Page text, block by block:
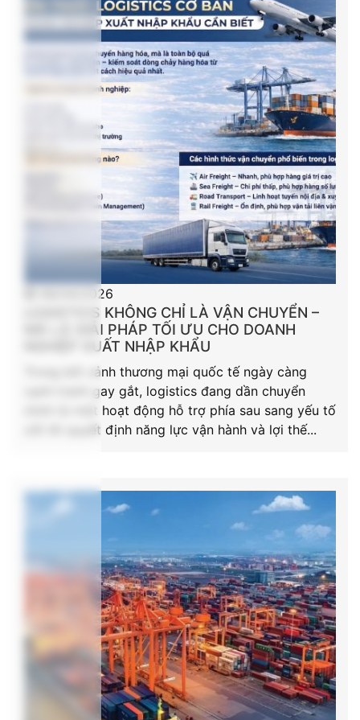
08/04/2026
LOGISTICS KHÔNG CHỈ LÀ VẬN CHUYỂN –
MÀ LÀ GIẢI PHÁP TỐI ƯU CHO DOANH
NGHIỆP XUẤT NHẬP KHẨU
Trong bối cảnh thương mại quốc tế ngày càng
cạnh tranh gay gắt, logistics đang dần chuyển
mình từ một hoạt động hỗ trợ phía sau sang yếu tố
cốt lõi quyết định năng lực vận hành và lợi thế...